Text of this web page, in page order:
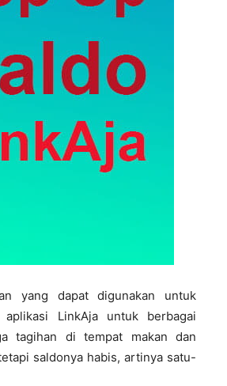
yang dapat digunakan untuk
aplikasi LinkAja untuk berbagai
tagihan di tempat makan dan
saldonya habis, artinya satu-